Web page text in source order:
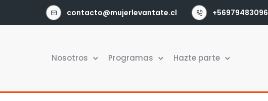
contacto@mujerlevantate.cl +56979483096
Nosotros Programas Hazte parte